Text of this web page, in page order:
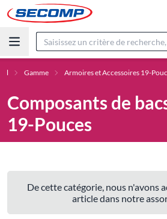
Gamme Armoires et Accessoires 19-
Composants de
19-Pouces
De cette catégorie, nous n'avons
article dans notre